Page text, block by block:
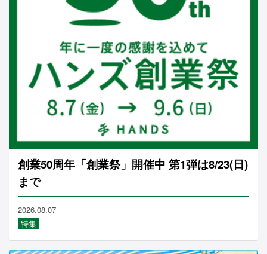
創業50周年「創業祭」開催中 第1弾は8/23(日)
まで
2026.08.07
特集